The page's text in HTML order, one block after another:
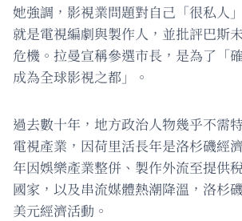
她強調，影視業問題對自己「很私人
就是電視編劇與製作人，並批評巴斯
危機。拉曼宣稱參選市長，是為了「
成為全球影視之都」。
過去數十年，地方政治人物幾乎不需
電視產業，因荷里活長年是洛杉磯經
年因娛樂產業整併、製作外流至提供
國家，以及串流媒體熱潮降溫，洛杉
美元經濟活動。